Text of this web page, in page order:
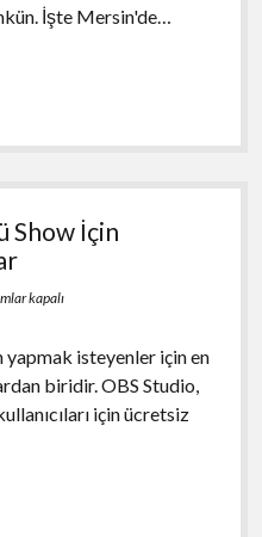
İşte Mersin'de…
Show İçin
kapalı
yapmak isteyenler için en
biridir. OBS Studio,
için ücretsiz